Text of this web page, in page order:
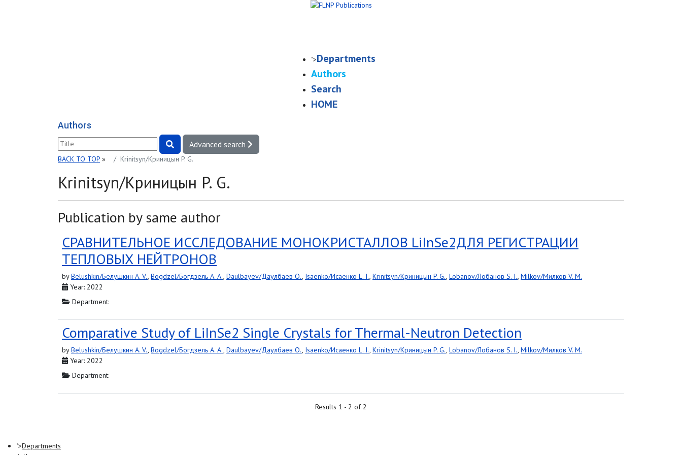
">Departments
Authors
Search
HOME
Authors
Advanced search
BACK TO TOP » Krinitsyn/Криницын P. G.
Krinitsyn/Криницын P. G.
Publication by same author
СРАВНИТЕЛЬНОЕ ИССЛЕДОВАНИЕ МОНОКРИСТАЛЛОВ LiInSe2ДЛЯ РЕГИСТРАЦИИ
ТЕПЛОВЫХ НЕЙТРОНОВ
byBelushkin/Белушкин A. V., Bogdzel/Богдзель A. A., Daulbayev/Даулбаев O., Isaenko/Исаенко L. I., Krinitsyn/Криницын P. G., Lobanov/Лобанов S. I., Milkov/Милков V. M.
Year: 2022
Department:
Comparative Study of LiInSe2 Single Crystals for Thermal-Neutron Detection
byBelushkin/Белушкин A. V., Bogdzel/Богдзель A. A., Daulbayev/Даулбаев O., Isaenko/Исаенко L. I., Krinitsyn/Криницын P. G., Lobanov/Лобанов S. I., Milkov/Милков V. M.
Year: 2022
Department:
Results 1 - 2 of 2
">Departments